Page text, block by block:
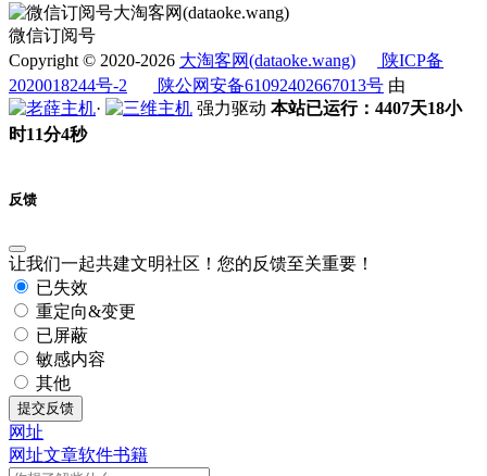
微信订阅号
Copyright © 2020-2026 大淘客网(dataoke.wang)
陕ICP备
2020018244号-2
陕公网安备61092402667013号 由
·
强力驱动 本站已运行：4407天18小
时11分4秒
反馈
让我们一起共建文明社区！您的反馈至关重要！
已失效
重定向&变更
已屏蔽
敏感内容
其他
提交反馈
网址
网址文章软件书籍